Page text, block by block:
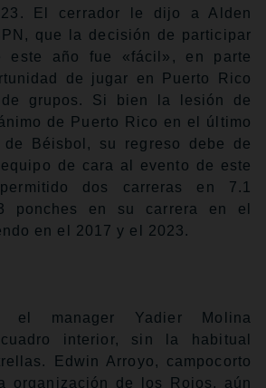
El cerrador le dijo a Alden
que la decisión de participar
este año fue «fácil», en parte
de jugar en Puerto Rico
grupos. Si bien la lesión de
de Puerto Rico en el último
de Béisbol, su regreso debe de
de cara al evento de este
dos carreras en 7.1
ponches en su carrera en el
en el 2017 y el 2023.
el manager Yadier Molina
interior, sin la habitual
Edwin Arroyo, campocorto
organización de los Rojos, aún